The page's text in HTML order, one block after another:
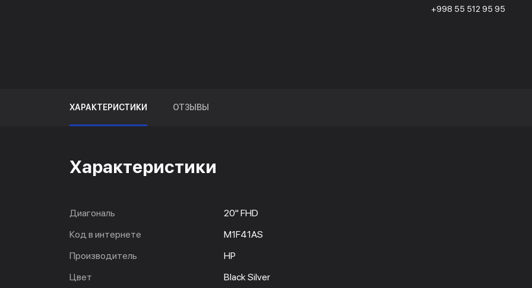
+998 55 512 95 95
ХАРАКТЕРИСТИКИ ОТЗЫВЫ
Характеристики
Диагональ
20" FHD
Код в интернете
M1F41AS
Производитель
HP
Цвет
Black Silver